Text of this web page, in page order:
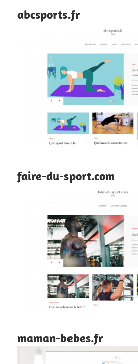
abcsports.fr
faire-du-sport.com
maman-bebes.fr